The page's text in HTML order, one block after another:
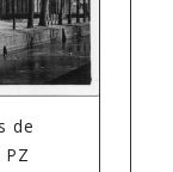
de